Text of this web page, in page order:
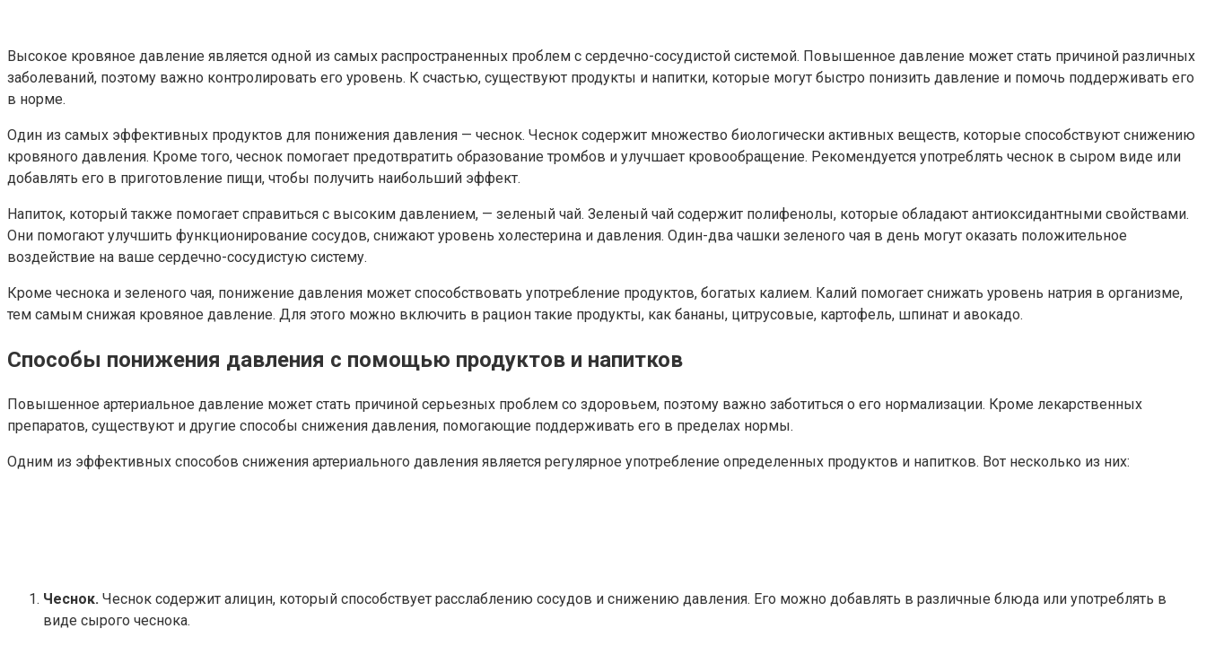
Высокое кровяное давление является одной из самых распространенных проблем с сердечно-сосудистой системой. Повышенное давление может стать причиной различных
заболеваний, поэтому важно контролировать его уровень. К счастью, существуют продукты и напитки, которые могут быстро понизить давление и помочь поддерживать его
в норме.
Один из самых эффективных продуктов для понижения давления — чеснок. Чеснок содержит множество биологически активных веществ, которые способствуют снижению
кровяного давления. Кроме того, чеснок помогает предотвратить образование тромбов и улучшает кровообращение. Рекомендуется употреблять чеснок в сыром виде или
добавлять его в приготовление пищи, чтобы получить наибольший эффект.
Напиток, который также помогает справиться с высоким давлением, — зеленый чай. Зеленый чай содержит полифенолы, которые обладают антиоксидантными свойствами.
Они помогают улучшить функционирование сосудов, снижают уровень холестерина и давления. Один-два чашки зеленого чая в день могут оказать положительное
воздействие на ваше сердечно-сосудистую систему.
Кроме чеснока и зеленого чая, понижение давления может способствовать употребление продуктов, богатых калием. Калий помогает снижать уровень натрия в организме,
тем самым снижая кровяное давление. Для этого можно включить в рацион такие продукты, как бананы, цитрусовые, картофель, шпинат и авокадо.
Способы понижения давления с помощью продуктов и напитков
Повышенное артериальное давление может стать причиной серьезных проблем со здоровьем, поэтому важно заботиться о его нормализации. Кроме лекарственных
препаратов, существуют и другие способы снижения давления, помогающие поддерживать его в пределах нормы.
Одним из эффективных способов снижения артериального давления является регулярное употребление определенных продуктов и напитков. Вот несколько из них:
Чеснок. Чеснок содержит алицин, который способствует расслаблению сосудов и снижению давления. Его можно добавлять в различные блюда или употреблять в
виде сырого чеснока.